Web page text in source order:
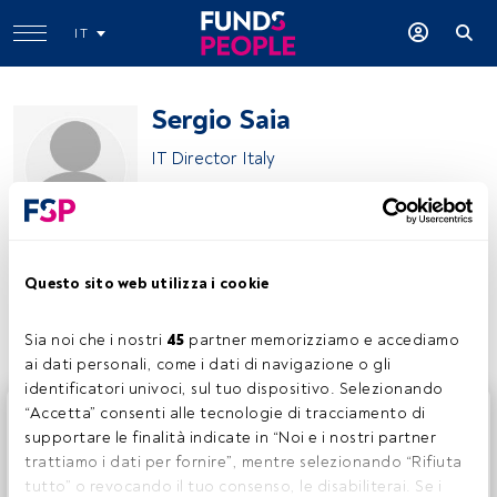
Questo sito web utilizza i cookie
Sia noi che i nostri 45 partner memorizziamo e accediamo
ai dati personali, come i dati di navigazione o gli
identificatori univoci, sul tuo dispositivo. Selezionando
“Accetta” consenti alle tecnologie di tracciamento di
supportare le finalità indicate in “Noi e i nostri partner
trattiamo i dati per fornire”, mentre selezionando “Rifiuta
tutto” o revocando il tuo consenso, le disabiliterai. Se i
IT
Sergio Saia
IT Director Italy
Condividi:
Questo è un articolo riservato agli utenti FundsPeople. Se
sei già registrato, accedi tramite il pulsante Login. Se non
hai ancora un account, ti invitiamo a registrarti per scoprire
tutti i contenuti che FundsPeople ha da offrire.